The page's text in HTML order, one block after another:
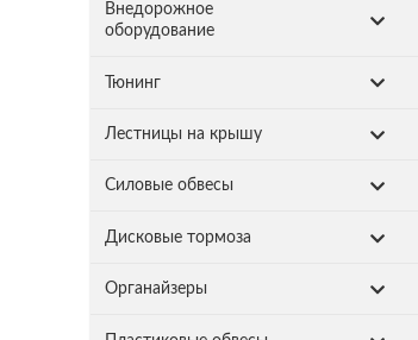
Внедорожное
оборудование
Тюнинг
Лестницы на крышу
Силовые обвесы
Дисковые тормоза
Органайзеры